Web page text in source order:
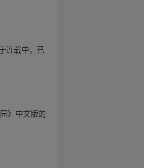
连载中，已
》中文版的